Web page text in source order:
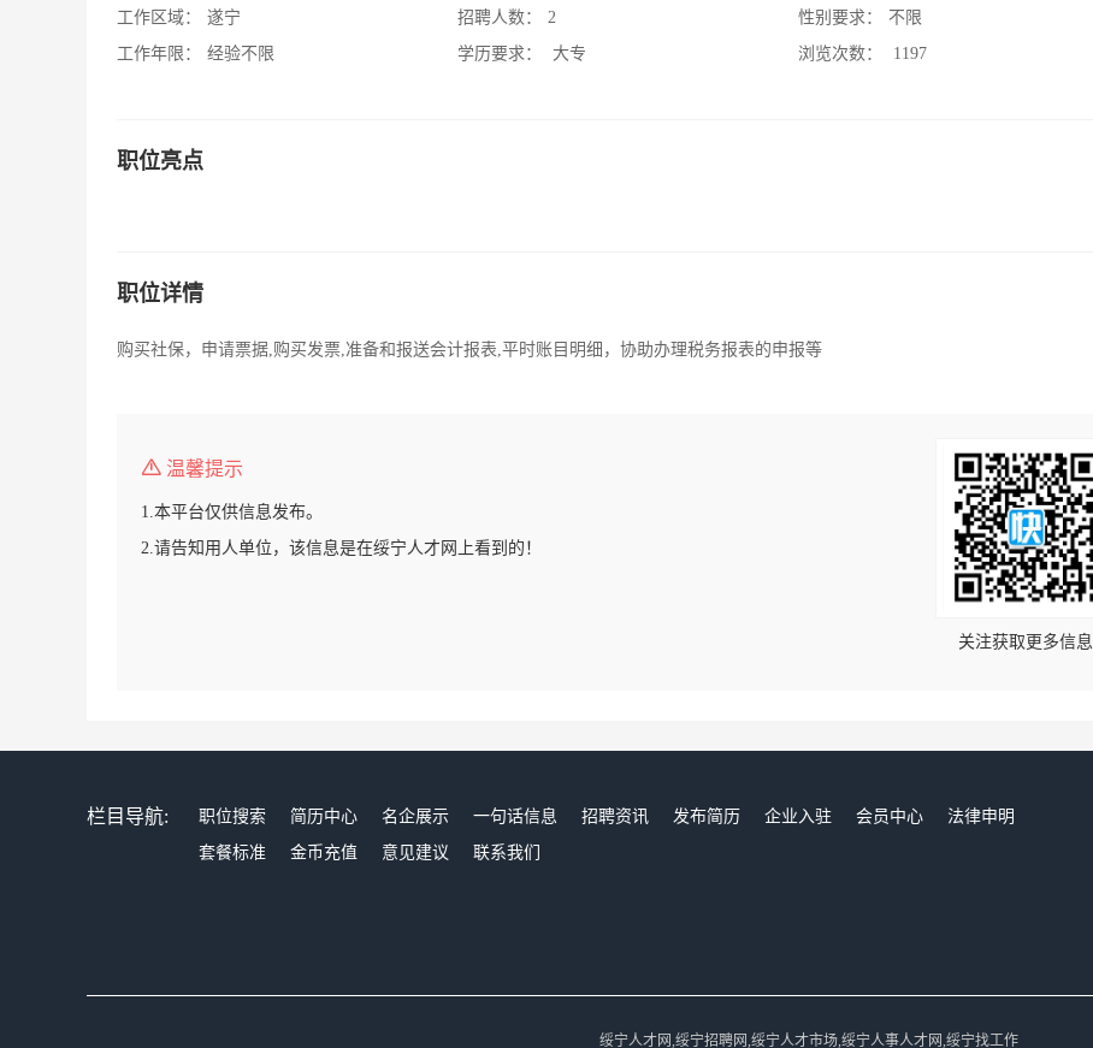
工作区域：
遂宁
工作年限：
经验不限
招聘人数：
2
学历要求：
大专
性别要求：
不限
浏览次数：
1197
职位亮点
职位详情
购买社保，申请票据,购买发票,准备和报送会计报表,平时账目明细，协助办理税务报表的申报等
温馨提示
1.本平台仅供信息发布。
2.请告知用人单位，该信息是在绥宁人才网上看到的！
关注获取更多信息
栏目导航: 职位搜索 简历中心 名企展示 一句话信息 招聘资讯 发布简历 企业入驻 会员中心
法律申明
套餐标准
金币充值 意见建议 联系我们
绥宁人才网,绥宁招聘网,绥宁人才市场,绥宁人事人才网,绥宁找工作